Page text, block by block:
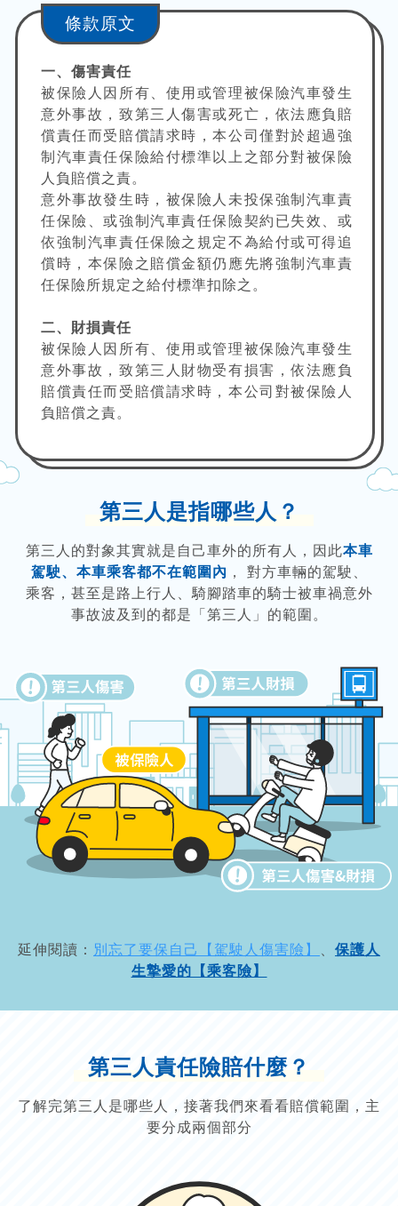
條款原文
一、傷害責任
被保險人因所有、使用或管理被保險汽車發生
意外事故，致第三人傷害或死亡，依法應負賠
償責任而受賠償請求時，本公司僅對於超過強
制汽車責任保險給付標準以上之部分對被保險
人負賠償之責。
意外事故發生時，被保險人未投保強制汽車責
任保險、或強制汽車責任保險契約已失效、或
依強制汽車責任保險之規定不為給付或可得追
償時，本保險之賠償金額仍應先將強制汽車責
任保險所規定之給付標準扣除之。
二、財損責任
被保險人因所有、使用或管理被保險汽車發生
意外事故，致第三人財物受有損害，依法應負
賠償責任而受賠償請求時，本公司對被保險人
負賠償之責。
第三人是指哪些人？
第三人的對象其實就是自己車外的所有人，因此本車
駕駛、本車乘客都不在範圍內 ， 對方車輛的駕駛、
乘客，甚至是路上行人、騎腳踏車的騎士被車禍意外
事故波及到的都是「第三人」的範圍。
延伸閱讀： 別忘了要保自己【駕駛人傷害險】
保護人
生摯愛的【乘客險】
第三人責任險賠什麼？
了解完第三人是哪些人，接著我們來看看賠償範圍，主
要分成兩個部分